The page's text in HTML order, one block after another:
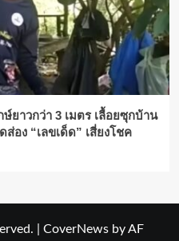
ยาวกว่า 3 เมตร เลื้อยซุกบ้าน
อง “เลขเด็ด” เสี่ยงโชค
CoverNewsby AF